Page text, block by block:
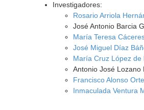
Investigadores:
Rosario Arriola
José Antonio Barcia
María Teresa
José Miguel Díaz
María Cruz López de
Antonio José Lozano
Francisco Alonso
Inmaculada Ventura